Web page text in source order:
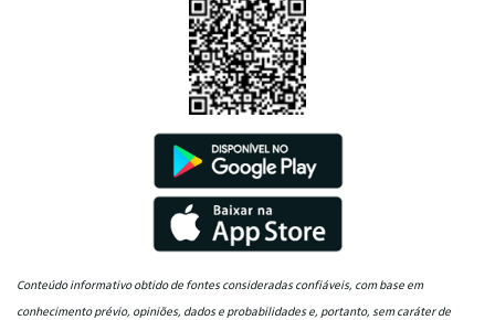
Conteúdo informativo obtido de fontes consideradas confiáveis, com base em
conhecimento prévio, opiniões, dados e probabilidades e, portanto, sem caráter de